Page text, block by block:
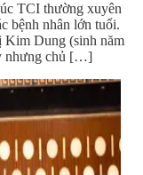
TCI thường xuyên
bệnh nhân lớn tuổi.
Kim Dung (sinh năm
nhưng chủ […]